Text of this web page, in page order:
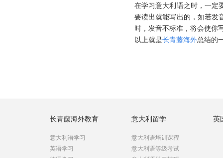
在学习意大利语之时，一定
要读出就能写出的，如若发
时，发音不标准，将会使你
以上就是长青藤海外总结的
长青藤海外教育
意大利语学习
英语学习
意大利留学
意大利语培训课程
意大利语等级考试
英